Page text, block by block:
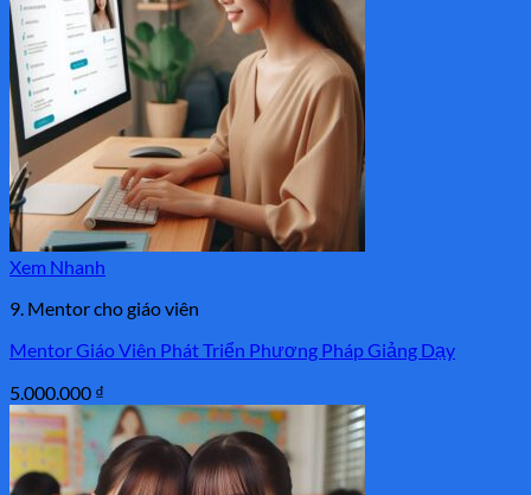
Xem Nhanh
9. Mentor cho giáo viên
Mentor Giáo Viên Phát Triển Phương Pháp Giảng Dạy
5.000.000 ₫